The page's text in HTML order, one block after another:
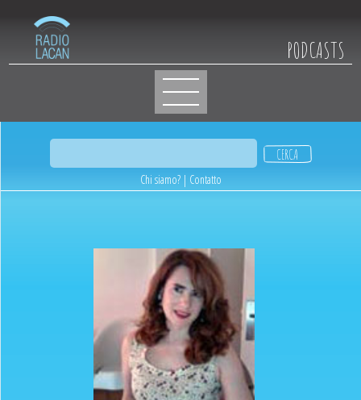
PODCASTS
Chi siamo? | Contatto